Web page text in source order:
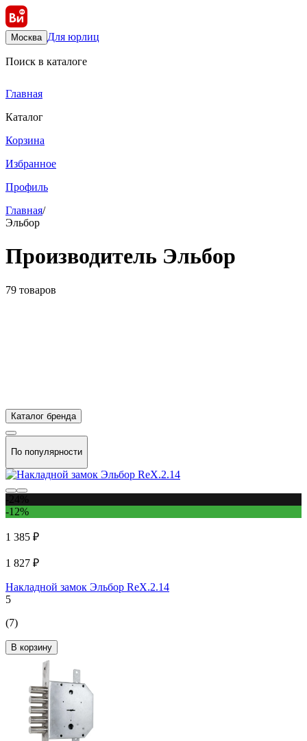
Москва Для юрлиц
Поиск в каталоге
Главная
Каталог
Корзина
Избранное
Профиль
Главная/
Эльбор
Производитель Эльбор
79 товаров
Каталог бренда
По популярности
-12%
1 385 ₽
1 827 ₽
Накладной замок Эльбор ReX.2.14
5
(7)
В корзину